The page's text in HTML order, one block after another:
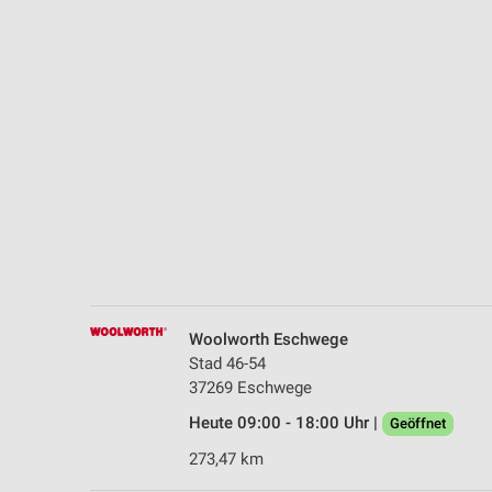
Woolworth Eschwege
Stad 46-54
37269 Eschwege
Heute 09:00 - 18:00 Uhr |
Geöffnet
273,47 km